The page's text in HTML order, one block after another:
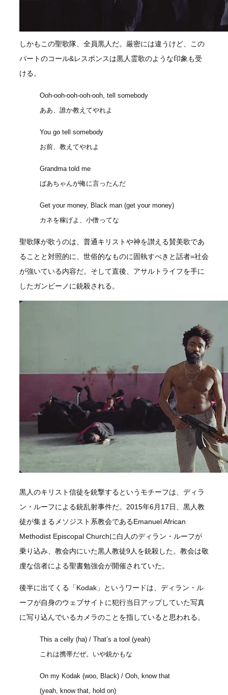
しかもこの聖歌隊、全員黒人だ。厳密には違うけど、この
パートのコール&レスポンスは黒人霊歌のような印象も受
ける。
Ooh-ooh-ooh-ooh-ooh, tell somebody
ああ、誰か教えてやれよ
You go tell somebody
お前、教えてやれよ
Grandma told me
ばあちゃんが俺に言ったんだ
Get your money, Black man (get your money)
カネを稼げよ、小僧ってな
聖歌隊が歌うのは、普通キリストや神を讃える賛美歌であ
ることと対照的に、世俗的なものに固執すべきと話者=社会
が強いている内容だ。そして直後、アサルトライフを手に
したガンビーノに銃殺される。
黒人のキリスト信徒を銃撃するというモチーフは、ディラ
ン・ルーフによる銃乱射事件だ。2015年6月17日、黒人教
徒が集まるメソジスト系教会であるEmanuel African
Methodist Episcopal Churchに白人のディラン・ルーフが
乗り込み、教会内にいた黒人教徒9人を銃殺した。教会は敬
虔な信者による聖書勉強会が開催されていた。
後半に出てくる「Kodak」というワードは、ディラン・ル
ーフが自身のウェブサイトに犯行当日アップしていた写真
に写り込んでいるカメラのことを指していると思われる。
This a celly (ha) / That’s a tool (yeah)
これは携帯だぜ。いや銃かもな
On my Kodak (woo, Black) / Ooh, know that
(yeah, know that, hold on)